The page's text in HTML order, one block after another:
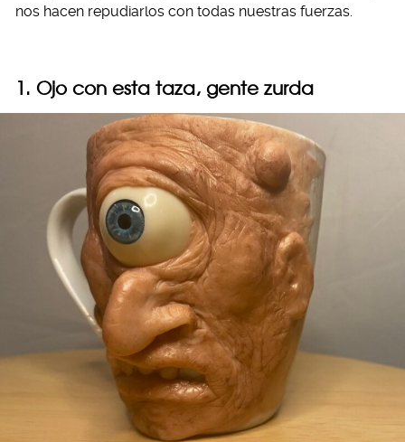
nos hacen repudiarlos con todas nuestras fuerzas.
1. Ojo con esta taza, gente zurda